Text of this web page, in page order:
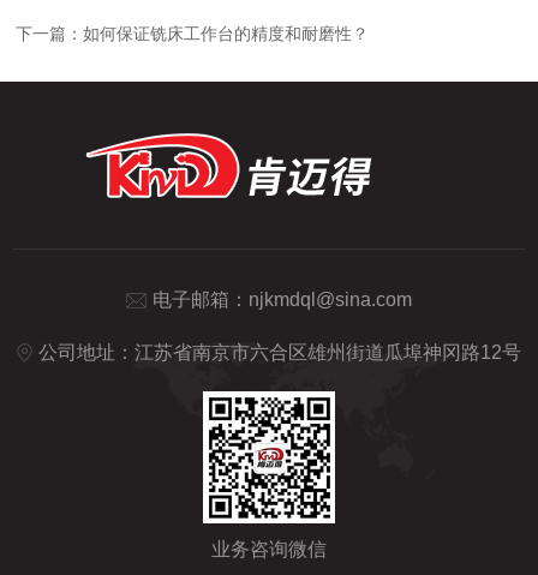
下一篇：如何保证铣床工作台的精度和耐磨性？
电子邮箱： njkmdql@sina.com
公司地址：江苏省南京市六合区雄州街道瓜埠神冈路12号
业务咨询微信